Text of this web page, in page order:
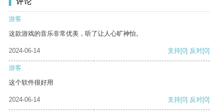
游客
这款游戏的音乐非常优美，听了让人心旷神怡。
2024-06-14 支持[0] 反对[0]
游客
这个软件很好用
2024-06-14 支持[0] 反对[0]